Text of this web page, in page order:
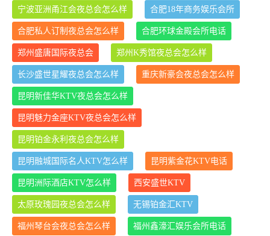
宁波亚洲甬江会夜总会怎么样 合肥18年商务娱乐会所
合肥私人订制夜总会怎么样 合肥环球金殿会所电话
郑州盛唐国际夜总会 郑州K秀馆夜总会怎么样
长沙盛世星耀夜总会怎么样 重庆新豪会夜总会怎么样
昆明新佳华KTV夜总会怎么样
昆明魅力金座KTV夜总会怎么样
昆明铂金永利夜总会怎么样
昆明融城国际名人KTV怎么样 昆明紫金花KTV电话
昆明洲际酒店KTV怎么样 西安盛世KTV
太原玫瑰园夜总会怎么样 无锡铂金汇KTV
福州琴台会夜总会怎么样 福州鑫濠汇娱乐会所电话